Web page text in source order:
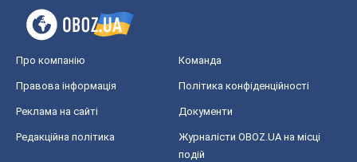
Про компанію Команда
Правова інформація Політика конфіденційності
Реклама на сайті Документи
Редакційна політика
Журналісти OBOZ.UA на місці
подій